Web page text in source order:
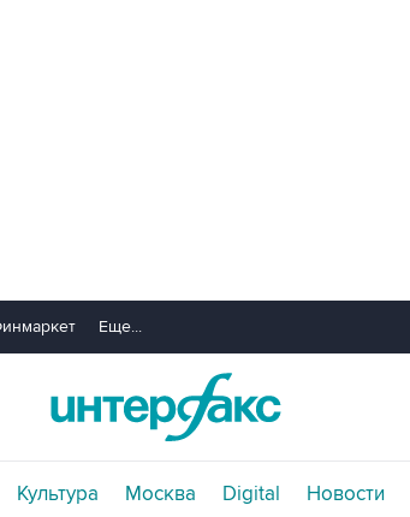
Еще...
Культура Москва Digital Новости